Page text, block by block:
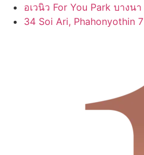
Skip
อเวนิว For You Park บางนา
34 Soi Ari, Phahonyothin 7